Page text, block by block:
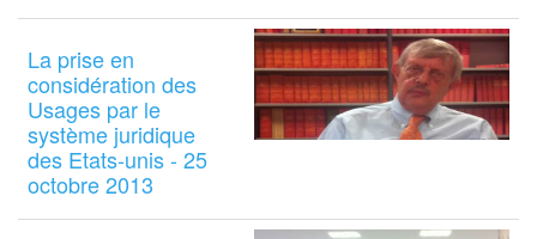
La prise en
considération des
Usages par le
système juridique
des Etats-unis - 25
octobre 2013